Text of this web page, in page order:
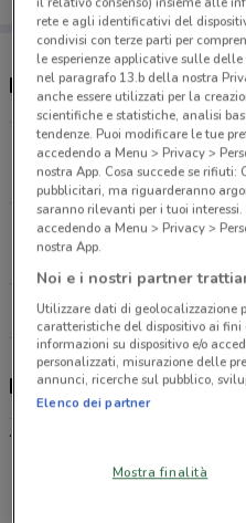
Negozi Linfa Farmacie
CORSO GARIBALDI
11.1 km
VIA MADONNA
21.3 km
Linfa Farmacie, offerte
.
Offerte volantini e
rete e agli identificativi del
condivisi con terze parti per
le esperienze applicative sulle
nel paragrafo 13.b della nostra
anche essere utilizzati per la
scientifiche e statistiche, analisi
tendenze. Puoi modificare le tue
accedendo a Menu > Privacy >
nostra App. Cosa succede se
pubblicitari, ma riguarderanno
saranno rilevanti per i tuoi
accedendo a Menu > Privacy >
nostra App.
Noi e i nostri partner
Utilizzare dati di geolocalizzazione
caratteristiche del dispositivo ai
informazioni su dispositivo e/o
personalizzati, misurazione delle
annunci, ricerche sul pubblico,
Elenco dei partner
Mostra finalità